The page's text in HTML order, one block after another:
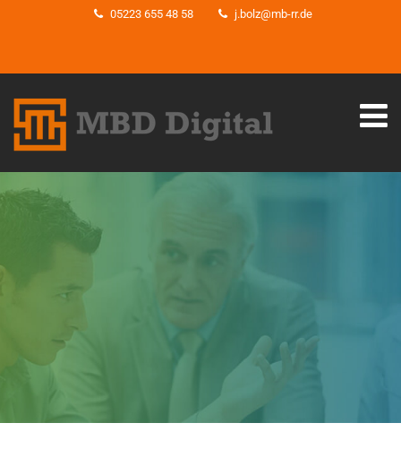
05223 655 48 58 j.bolz@mb-rr.de